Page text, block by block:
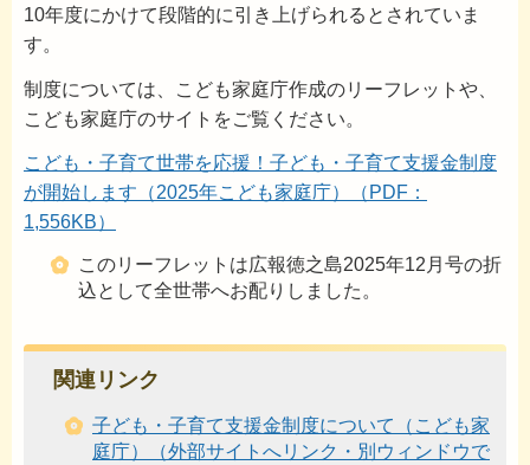
10年度にかけて段階的に引き上げられるとされていま
す。
制度については、こども家庭庁作成のリーフレットや、
こども家庭庁のサイトをご覧ください。
こども・子育て世帯を応援！子ども・子育て支援金制度
が開始します（2025年こども家庭庁）（PDF：
1,556KB）
このリーフレットは広報徳之島2025年12月号の折
込として全世帯へお配りしました。
関連リンク
子ども・子育て支援金制度について（こども家
庭庁）（外部サイトへリンク・別ウィンドウで